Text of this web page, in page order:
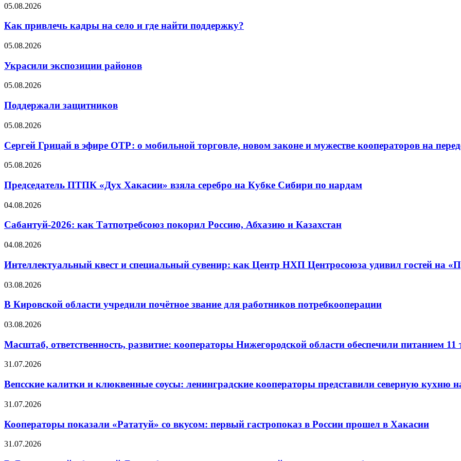
05.08.2026
Как привлечь кадры на село и где найти поддержку?
05.08.2026
Украсили экспозиции районов
05.08.2026
Поддержали защитников
05.08.2026
Сергей Грицай в эфире ОТР: о мобильной торговле, новом законе и мужестве кооператоров на
05.08.2026
Председатель ПТПК «Дух Хакасии» взяла серебро на Кубке Сибири по нардам
04.08.2026
Сабантуй-2026: как Татпотребсоюз покорил Россию, Абхазию и Казахстан
04.08.2026
Интеллектуальный квест и специальный сувенир: как Центр НХП Центросоюза удивил гостей на
03.08.2026
В Кировской области учредили почётное звание для работников потребкооперации
03.08.2026
Масштаб, ответственность, развитие: кооператоры Нижегородской области обеспечили питанием
31.07.2026
Вепсские калитки и клюквенные соусы: ленинградские кооператоры представили северную кухню
31.07.2026
Кооператоры показали «Рататуй» со вкусом: первый гастропоказ в России прошел в Хакасии
31.07.2026